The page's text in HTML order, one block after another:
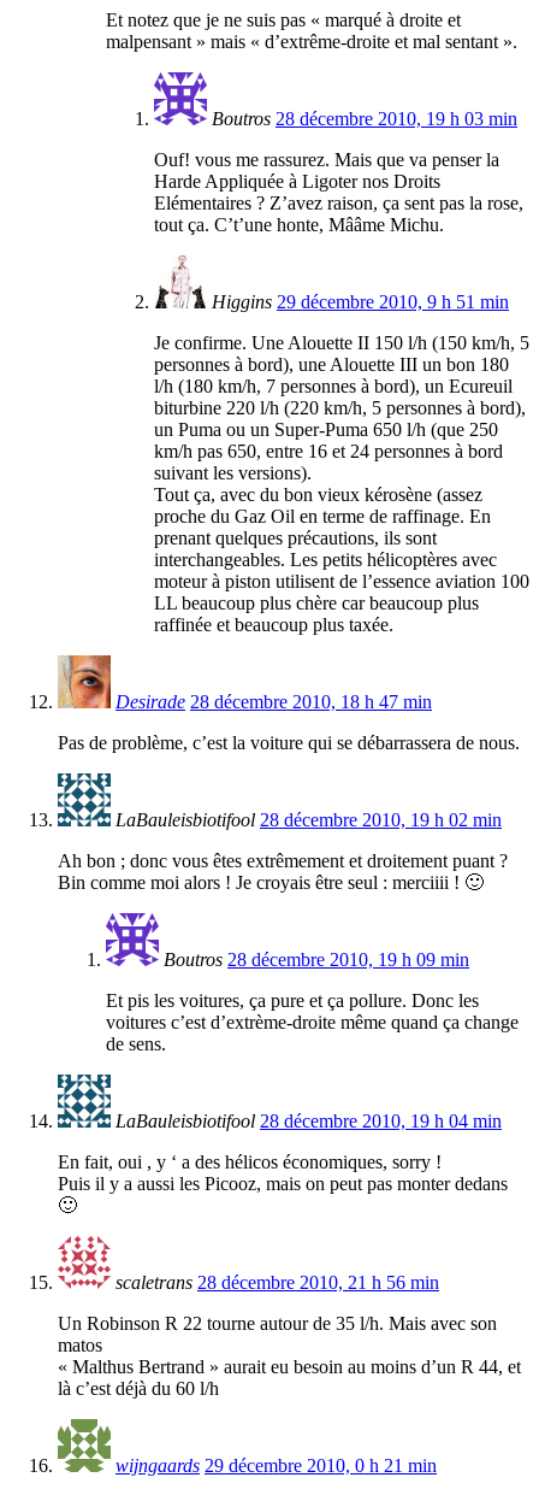
Et notez que je ne suis pas « marqué à droite et
malpensant » mais « d’extrême-droite et mal sentant ».
Boutros 28 décembre 2010, 19 h 03 min
Ouf! vous me rassurez. Mais que va penser la
Harde Appliquée à Ligoter nos Droits
Elémentaires ? Z’avez raison, ça sent pas la rose,
tout ça. C’t’une honte, Mââme Michu.
Higgins 29 décembre 2010, 9 h 51 min
Je confirme. Une Alouette II 150 l/h (150 km/h, 5
personnes à bord), une Alouette III un bon 180
l/h (180 km/h, 7 personnes à bord), un Ecureuil
biturbine 220 l/h (220 km/h, 5 personnes à bord),
un Puma ou un Super-Puma 650 l/h (que 250
km/h pas 650, entre 16 et 24 personnes à bord
suivant les versions).
Tout ça, avec du bon vieux kérosène (assez
proche du Gaz Oil en terme de raffinage. En
prenant quelques précautions, ils sont
interchangeables. Les petits hélicoptères avec
moteur à piston utilisent de l’essence aviation 100
LL beaucoup plus chère car beaucoup plus
raffinée et beaucoup plus taxée.
Desirade 28 décembre 2010, 18 h 47 min
Pas de problème, c’est la voiture qui se débarrassera de nous.
LaBauleisbiotifool 28 décembre 2010, 19 h 02 min
Ah bon ; donc vous êtes extrêmement et droitement puant ?
Bin comme moi alors ! Je croyais être seul : merciiii ! 🙂
Boutros 28 décembre 2010, 19 h 09 min
Et pis les voitures, ça pure et ça pollure. Donc les
voitures c’est d’extrème-droite même quand ça change
de sens.
LaBauleisbiotifool 28 décembre 2010, 19 h 04 min
En fait, oui , y ‘ a des hélicos économiques, sorry !
Puis il y a aussi les Picooz, mais on peut pas monter dedans
🙂
scaletrans 28 décembre 2010, 21 h 56 min
Un Robinson R 22 tourne autour de 35 l/h. Mais avec son
matos
« Malthus Bertrand » aurait eu besoin au moins d’un R 44, et
là c’est déjà du 60 l/h
wijngaards 29 décembre 2010, 0 h 21 min